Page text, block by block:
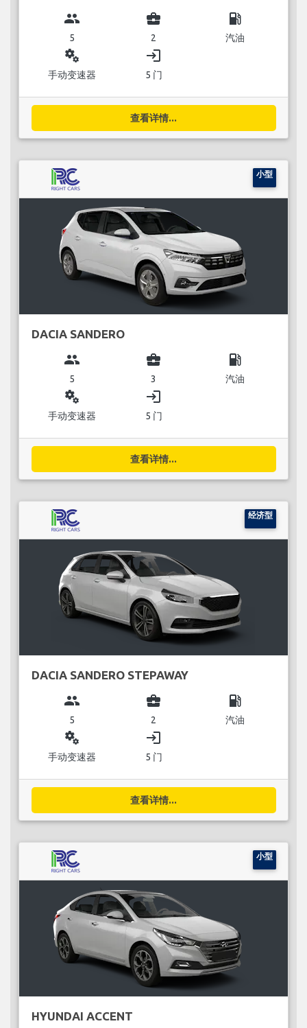
group
5
business_center
2
local_gas_station
汽油
miscellaneous_services
手动变速器
login
5 门
查看详情...
小型
DACIA SANDERO
group
5
business_center
3
local_gas_station
汽油
miscellaneous_services
手动变速器
login
5 门
查看详情...
经济型
DACIA SANDERO STEPAWAY
group
5
business_center
2
local_gas_station
汽油
miscellaneous_services
手动变速器
login
5 门
查看详情...
小型
HYUNDAI ACCENT